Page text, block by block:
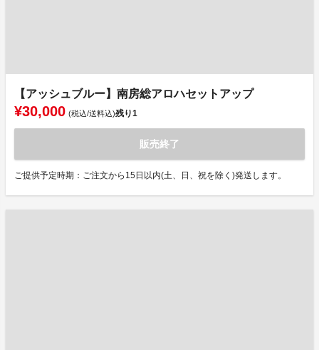
【アッシュブルー】南房総アロハセットアップ
¥30,000 (税込/送料込)残り1
販売終了
ご提供予定時期：ご注文から15日以内(土、日、祝を除く)発送します。